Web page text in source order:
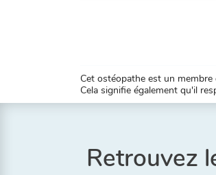
Cet ostéopathe est un
Cela signifie également qu'il
Retrouvez